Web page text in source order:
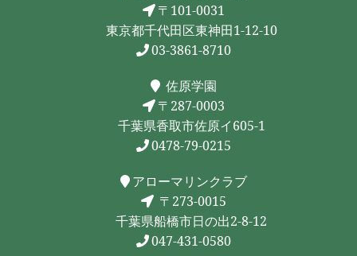
〒101-0031
東京都千代田区東神田1-12-10
03-3861-8710
佐原学園
〒287-0003
千葉県香取市佐原イ605-1
0478-79-0215
アローマリンクラブ
〒273-0015
千葉県船橋市日の出2-8-12
047-431-0580